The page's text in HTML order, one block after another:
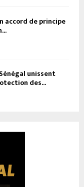
accord de principe
unissent
des...